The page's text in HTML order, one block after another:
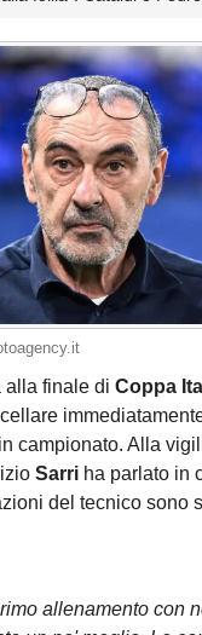
alla finale di Coppa
campionato. Alla
Sarri ha parlato in
del tecnico sono
allenamento con